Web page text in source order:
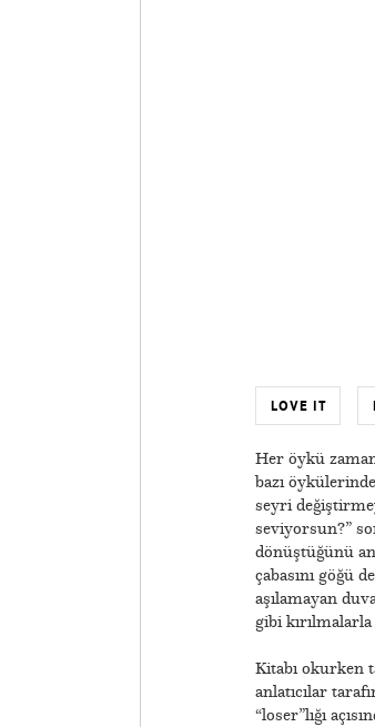
LOVE IT
​Her öykü
bazı
seyri
seviyorsun?”
dönüştüğünü
çabasını göğü
aşılamayan
gibi
​Kitabı okurken
anlatıcılar
“loser”lığı